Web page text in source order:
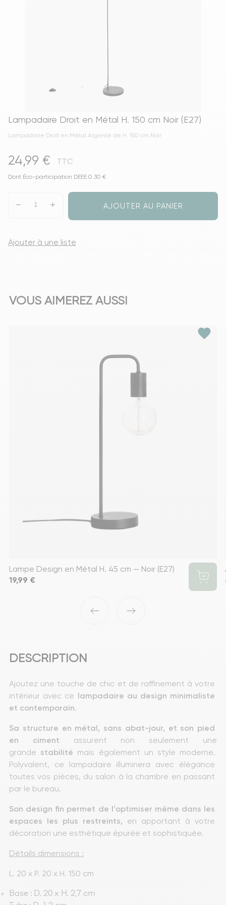
Lampadaire Droit en Métal H. 150 cm Noir (E27)
Lampadaire Droit en Métal Argenté de H. 150 cm Noir
24,99 € TTC
Dont Éco-participation DEEE 0.30 €
AJOUTER AU PANIER
Ajouter à une liste
VOUS AIMEREZ AUSSI
favorite
Lampe Design en Métal H. 45 cm — Noir (E27)
Prix
19,99 €
‹ ›
DESCRIPTION
Ajoutez une touche de chic et de raffinement à votre
intérieur avec ce lampadaire au design minimaliste
et contemporain.
Sa structure en métal, sans abat-jour, et son pied
en ciment assurent non seulement une
grande stabilité mais également un style moderne.
Polyvalent, ce lampadaire illuminera avec élégance
toutes vos pièces, du salon à la chambre en passant
par le bureau.
Son design fin permet de l'optimiser même dans les
espaces les plus restreints, en apportant à votre
décoration une esthétique épurée et sophistiquée.
Détails dimensions :
L. 20 x P. 20 x H. 150 cm
Base : D. 20 x H. 2,7 cm